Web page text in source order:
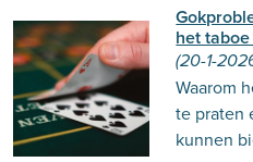
het
(20-1-
Waarom
te praten
kunnen